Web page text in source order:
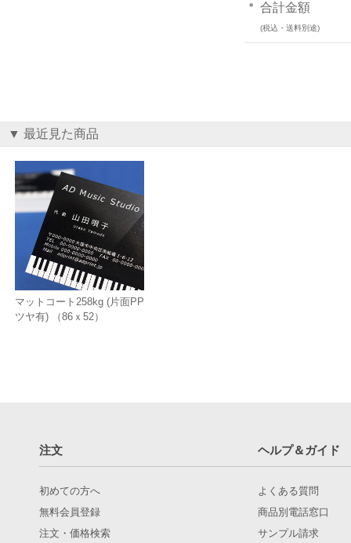
合計金額
(税込・送料別途)
▼ 最近見た商品
マットコート258kg (片面PP
ツヤ有) （86ｘ52）
注文 ヘルプ＆ガイド
初めての方へ
無料会員登録
注文・価格検索
よくある質問
商品別電話窓口
サンプル請求